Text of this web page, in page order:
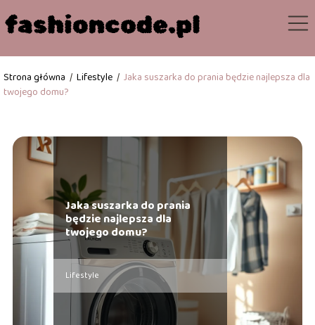
Strona główna / Lifestyle / Jaka suszarka do prania będzie najlepsza dla
twojego domu?
Jaka suszarka do prania
będzie najlepsza dla
twojego domu?
Lifestyle